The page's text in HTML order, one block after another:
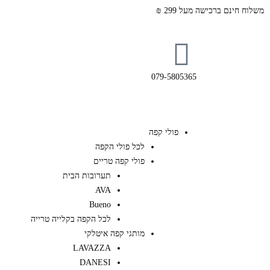
משלוח חינם ברכישה מעל 299 ₪
079-5805365
פולי קפה
לכל פולי הקפה
פולי קפה טריים
תערובות הבית
AVA
Bueno
לכל הקפה בקלייה טרייה
מותגי קפה איטלקי
LAVAZZA
DANESI